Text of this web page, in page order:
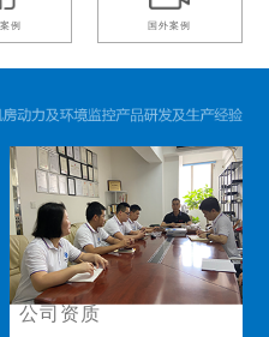
例 国外案例
公司资质